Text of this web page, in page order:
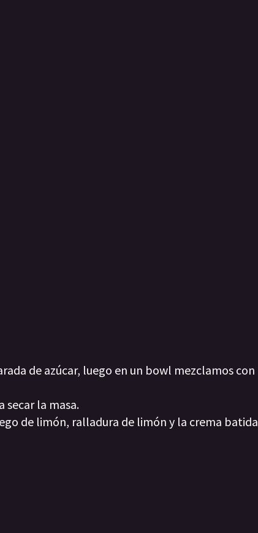
de azúcar, luego en un bowl mezclamos con
la masa.
de limón, ralladura de limón y la crema batida